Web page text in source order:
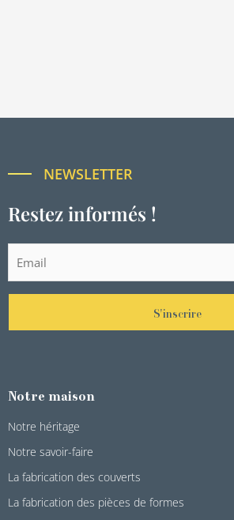
NEWSLETTER
Restez informés !
S'inscrire
Notre maison
Notre héritage
Notre savoir-faire
La fabrication des couverts
La fabrication des pièces de formes